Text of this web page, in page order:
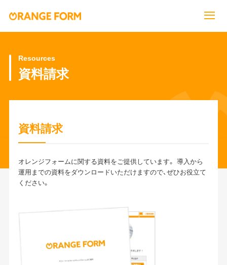
Resources
資料請求
資料請求
オレンジフォームに関する資料をご提供しています。 導入から
運用までの資料をダウンロードいただけますので、ぜひお役立て
ください。